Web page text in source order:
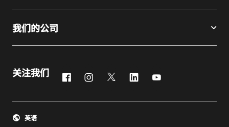
我们的公司
关注我们 FacebookInstagram
Twitter LinkedIn
英语